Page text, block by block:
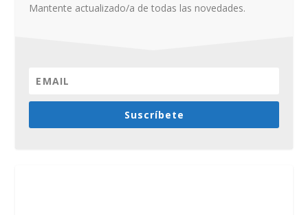
Mantente actualizado/a de todas las novedades.
Suscríbete